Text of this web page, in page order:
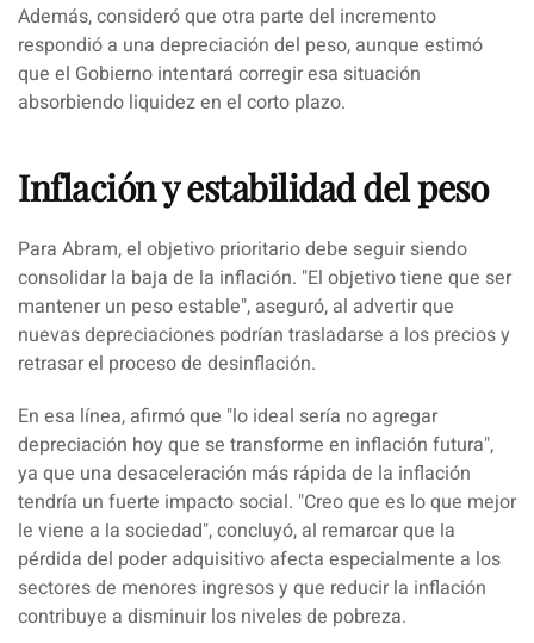
Además, consideró que otra parte del incremento
respondió a una depreciación del peso, aunque estimó
que el Gobierno intentará corregir esa situación
absorbiendo liquidez en el corto plazo.
Inflación y estabilidad del peso
Para Abram, el objetivo prioritario debe seguir siendo
consolidar la baja de la inflación. "El objetivo tiene que ser
mantener un peso estable", aseguró, al advertir que
nuevas depreciaciones podrían trasladarse a los precios y
retrasar el proceso de desinflación.
En esa línea, afirmó que "lo ideal sería no agregar
depreciación hoy que se transforme en inflación futura",
ya que una desaceleración más rápida de la inflación
tendría un fuerte impacto social. "Creo que es lo que mejor
le viene a la sociedad", concluyó, al remarcar que la
pérdida del poder adquisitivo afecta especialmente a los
sectores de menores ingresos y que reducir la inflación
contribuye a disminuir los niveles de pobreza.